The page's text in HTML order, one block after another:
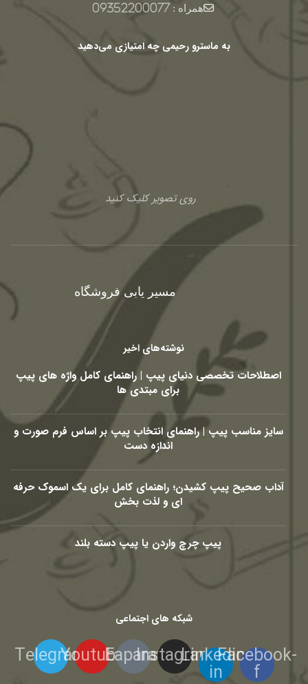
همراه :09352200077
به ماسترو رحیمی چه امتیازی می‌دهید
روی تصویر کلیک کنید
مسیر یابی فروشگاه
نوشته‌های اخیر
اصطلاحات تخصصی دنیای پیپ | راهنمای کامل واژه های پیپ
برای مبتدی ها
سایز مناسب پیپ | راهنمای انتخاب پیپ بر اساس فرم صورت و
اندازه دست
آداب صحیح پیپ کشیدن؛ راهنمای کامل برای یک اسموک حرفه
ای و لذت بخش
پیپ چرچ واردن یا پیپ دسته بلند
شبکه های اجتماعی
Facebook-
f
Linkedin-
in
Instagram
Eaparat
Youtube
Telegram